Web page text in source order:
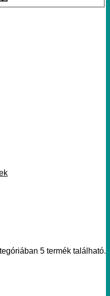
5 termék található.